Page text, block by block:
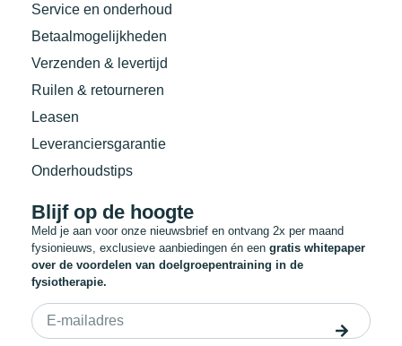
Service en onderhoud
Betaalmogelijkheden
Verzenden & levertijd
Ruilen & retourneren
Leasen
Leveranciersgarantie
Onderhoudstips
Blijf op de hoogte
Meld je aan voor onze nieuwsbrief en ontvang 2x per maand
fysionieuws, exclusieve aanbiedingen én een gratis whitepaper
over de voordelen van doelgroepentraining in de
fysiotherapie.